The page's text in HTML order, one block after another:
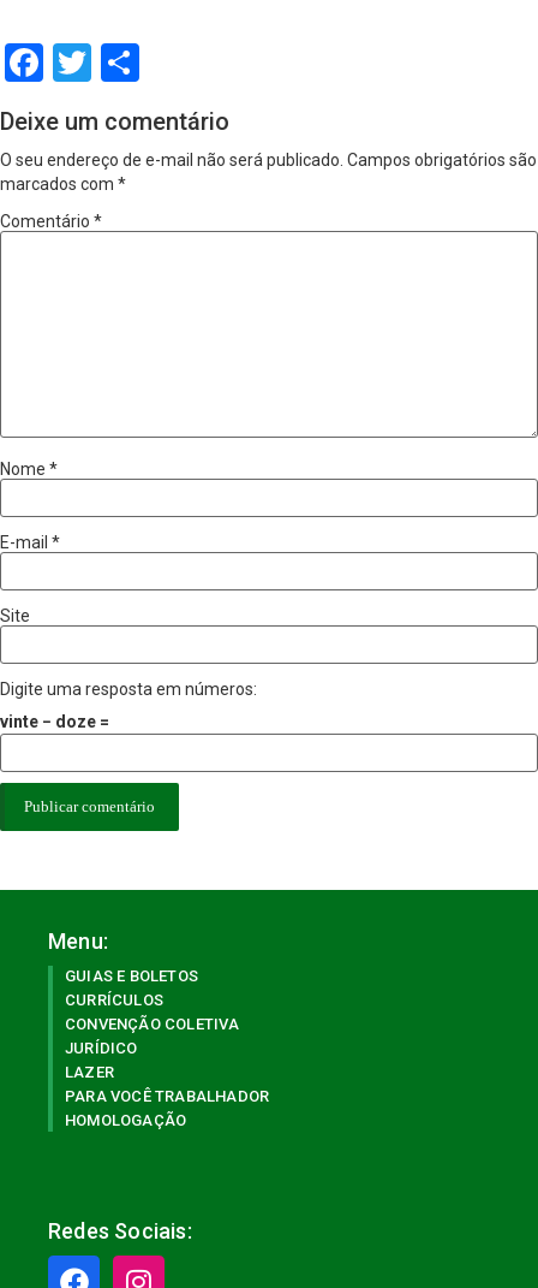
Facebook
Twitter
Deixe um comentário
O seu endereço de e-mail não será publicado. Campos obrigatórios são
marcados com *
Comentário *
Nome *
E-mail *
Site
Digite uma resposta em números:
vinte − doze =
Menu:
GUIAS E BOLETOS
CURRÍCULOS
CONVENÇÃO COLETIVA
JURÍDICO
LAZER
PARA VOCÊ TRABALHADOR
HOMOLOGAÇÃO
Redes Sociais: